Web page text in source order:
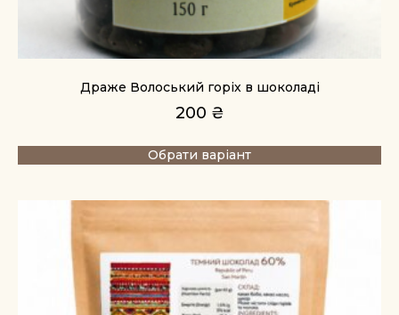
Драже Волоський горіх в шоколаді
200 ₴
Обрати варіант